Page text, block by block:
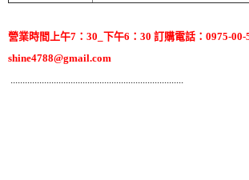
營業時間上午7：30_下午6：30 訂購電話：0975-00-
shine4788@gmail.com
........................................................................